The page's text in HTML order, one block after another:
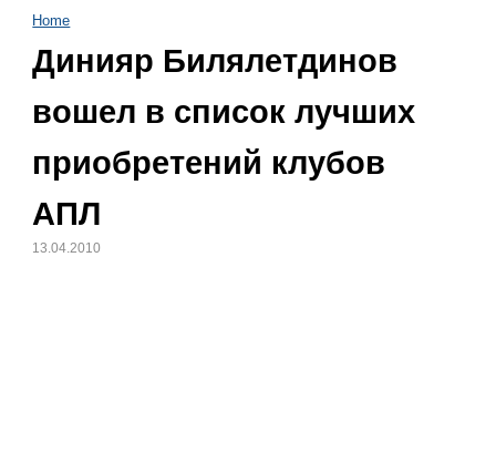
Home
Динияр Билялетдинов
вошел в список лучших
приобретений клубов
АПЛ
13.04.2010